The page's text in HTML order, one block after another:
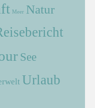
Meer Natur
See
Urlaub